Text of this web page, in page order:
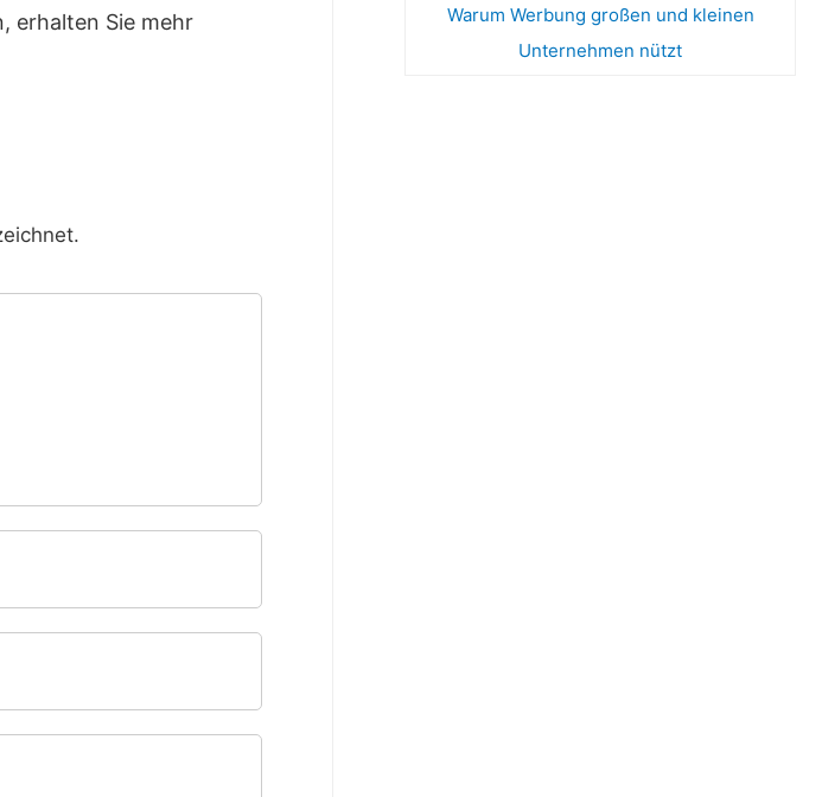
erhalten Sie mehr
Warum Werbung großen und kleinen
Unternehmen nützt